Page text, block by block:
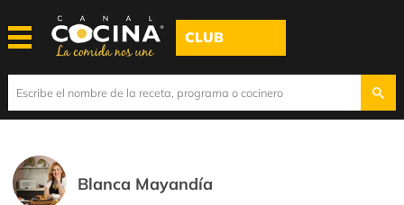
CLUB
Blanca Mayandía